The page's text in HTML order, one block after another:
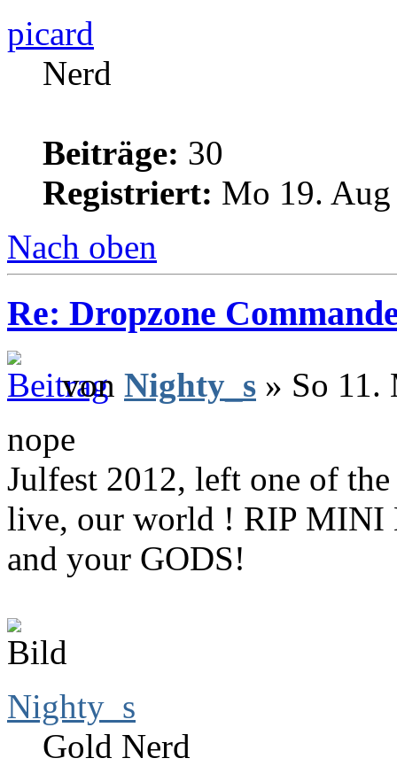
picard
Nerd
Beiträge: 30
Registriert: Mo 19.
Nach oben
Re: Dropzone
von Nighty_s » So 11.
nope
Julfest 2012, left one of
live, our world ! RIP MINI
and your GODS!
Nighty_s
Gold Nerd